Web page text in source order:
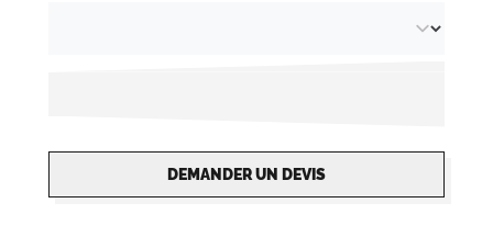
DEMANDER UN DEVIS